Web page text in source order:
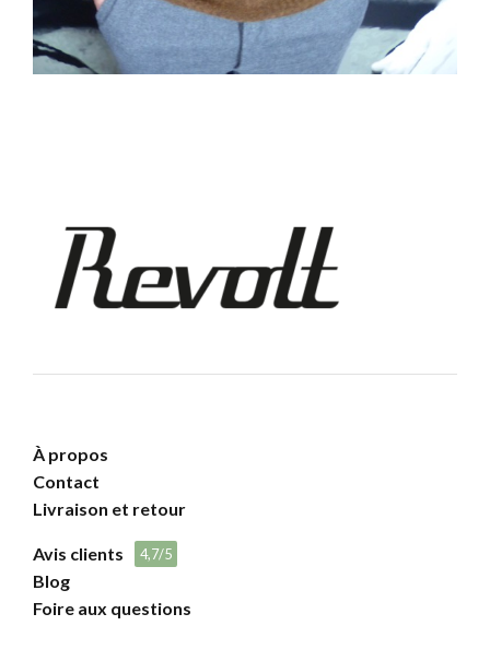
À propos
Contact
Livraison et retour
Avis clients 4,7/5
Blog
Foire aux questions